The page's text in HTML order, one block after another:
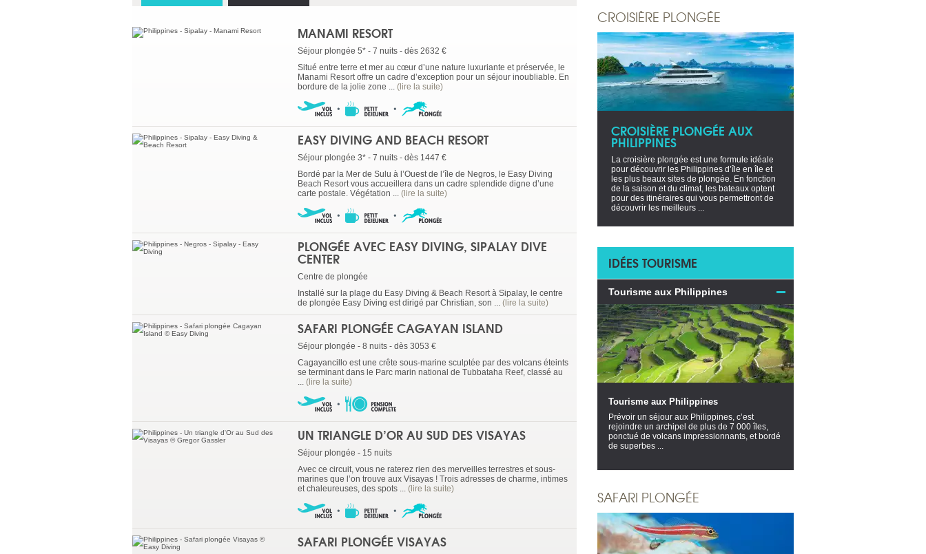
MANAMI RESORT
Séjour plongée 5* - 7 nuits - dès 2632 €
Situé entre terre et mer au cœur d’une nature luxuriante et préservée, le
Manami Resort offre un cadre d’exception pour un séjour inoubliable. En
bordure de la jolie zone ... (lire la suite)
EASY DIVING AND BEACH RESORT
Séjour plongée 3* - 7 nuits - dès 1447 €
Bordé par la Mer de Sulu à l’Ouest de l’île de Negros, le Easy Diving
Beach Resort vous accueillera dans un cadre splendide digne d’une
carte postale. Végétation ... (lire la suite)
PLONGÉE AVEC EASY DIVING, SIPALAY DIVE
CENTER
Centre de plongée
Installé sur la plage du Easy Diving & Beach Resort à Sipalay, le centre
de plongée Easy Diving est dirigé par Christian, son ... (lire la suite)
SAFARI PLONGÉE CAGAYAN ISLAND
Séjour plongée - 8 nuits - dès 3053 €
Cagayancillo est une crête sous-marine sculptée par des volcans éteints
se terminant dans le Parc marin national de Tubbataha Reef, classé au
... (lire la suite)
UN TRIANGLE D’OR AU SUD DES VISAYAS
Séjour plongée - 15 nuits
Avec ce circuit, vous ne raterez rien des merveilles terrestres et sous-
marines que l’on trouve aux Visayas ! Trois adresses de charme, intimes
et chaleureuses, des spots ... (lire la suite)
SAFARI PLONGÉE VISAYAS
CROISIÈRE PLONGÉE
CROISIÈRE PLONGÉE AUX
PHILIPPINES
La croisière plongée est une formule idéale
pour découvrir les Philippines d’île en île et
les plus beaux sites de plongée. En fonction
de la saison et du climat, les bateaux optent
pour des itinéraires qui vous permettront de
découvrir les meilleurs ...
IDÉES TOURISME
Tourisme aux Philippines
Tourisme aux Philippines
Prévoir un séjour aux Philippines, c’est
rejoindre un archipel de plus de 7 000 îles,
ponctué de volcans impressionnants, et bordé
de superbes ...
SAFARI PLONGÉE